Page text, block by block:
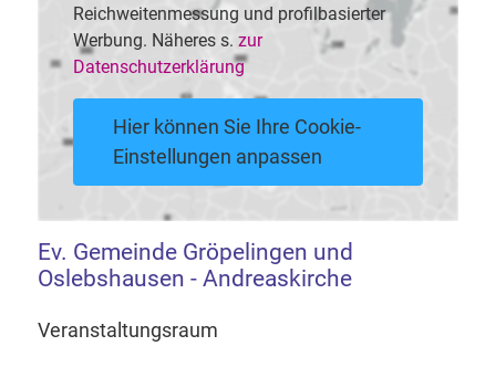
Reichweitenmessung und profilbasierter
Werbung. Näheres s. zur
Datenschutzerklärung
Hier können Sie Ihre Cookie-
Einstellungen anpassen
Ev. Gemeinde Gröpelingen und
Oslebshausen - Andreaskirche
Veranstaltungsraum